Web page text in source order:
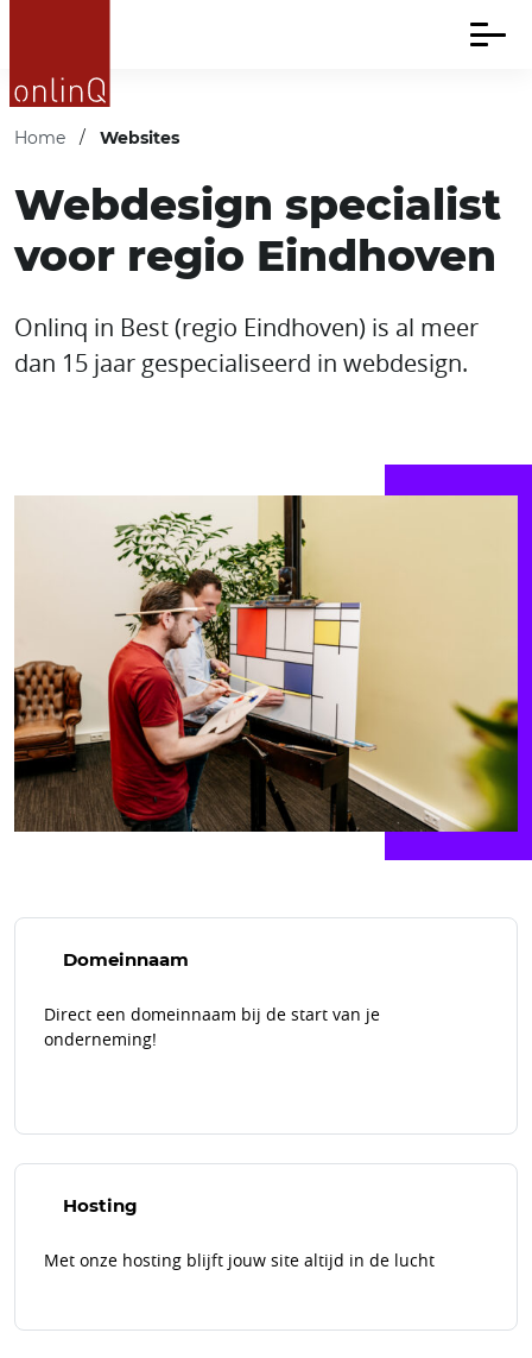
Home / Websites
Webdesign specialist
voor regio Eindhoven
Onlinq in Best (regio Eindhoven) is al meer
dan 15 jaar gespecialiseerd in webdesign.
Domeinnaam
Direct een domeinnaam bij de start van je
onderneming!
Hosting
Met onze hosting blijft jouw site altijd in de lucht